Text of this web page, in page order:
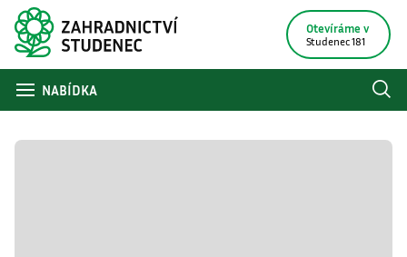
Otevíráme v
Studenec 181
NABÍDKA